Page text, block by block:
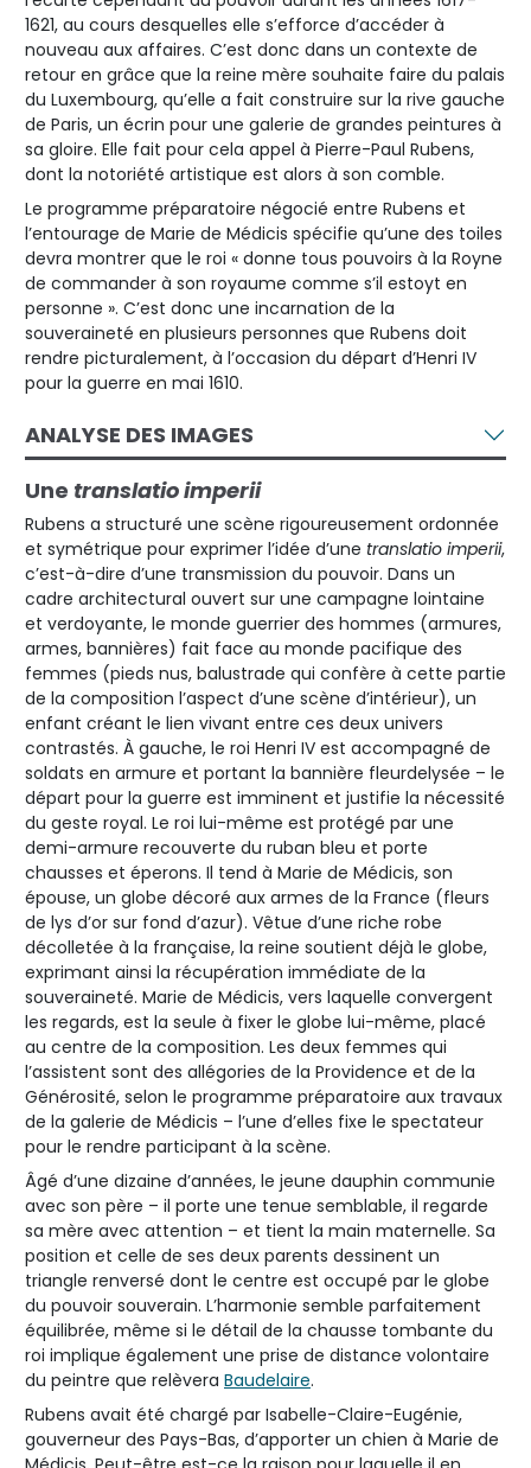
1621, au cours desquelles elle s’efforce d’accéder à
nouveau aux affaires. C’est donc dans un contexte de
retour en grâce que la reine mère souhaite faire du palais
du Luxembourg, qu’elle a fait construire sur la rive gauche
de Paris, un écrin pour une galerie de grandes peintures à
sa gloire. Elle fait pour cela appel à Pierre-Paul Rubens,
dont la notoriété artistique est alors à son comble.
Le programme préparatoire négocié entre Rubens et
l’entourage de Marie de Médicis spécifie qu’une des toiles
devra montrer que le roi « donne tous pouvoirs à la Royne
de commander à son royaume comme s’il estoyt en
personne ». C’est donc une incarnation de la
souveraineté en plusieurs personnes que Rubens doit
rendre picturalement, à l’occasion du départ d’Henri IV
pour la guerre en mai 1610.
ANALYSE DES IMAGES
Une translatio imperii
Rubens a structuré une scène rigoureusement ordonnée
et symétrique pour exprimer l’idée d’une translatio imperii,
c’est-à-dire d’une transmission du pouvoir. Dans un
cadre architectural ouvert sur une campagne lointaine
et verdoyante, le monde guerrier des hommes (armures,
armes, bannières) fait face au monde pacifique des
femmes (pieds nus, balustrade qui confère à cette partie
de la composition l’aspect d’une scène d’intérieur), un
enfant créant le lien vivant entre ces deux univers
contrastés. À gauche, le roi Henri IV est accompagné de
soldats en armure et portant la bannière fleurdelysée – le
départ pour la guerre est imminent et justifie la nécessité
du geste royal. Le roi lui-même est protégé par une
demi-armure recouverte du ruban bleu et porte
chausses et éperons. Il tend à Marie de Médicis, son
épouse, un globe décoré aux armes de la France (fleurs
de lys d’or sur fond d’azur). Vêtue d’une riche robe
décolletée à la française, la reine soutient déjà le globe,
exprimant ainsi la récupération immédiate de la
souveraineté. Marie de Médicis, vers laquelle convergent
les regards, est la seule à fixer le globe lui-même, placé
au centre de la composition. Les deux femmes qui
l’assistent sont des allégories de la Providence et de la
Générosité, selon le programme préparatoire aux travaux
de la galerie de Médicis – l’une d’elles fixe le spectateur
pour le rendre participant à la scène.
Âgé d’une dizaine d’années, le jeune dauphin communie
avec son père – il porte une tenue semblable, il regarde
sa mère avec attention – et tient la main maternelle. Sa
position et celle de ses deux parents dessinent un
triangle renversé dont le centre est occupé par le globe
du pouvoir souverain. L’harmonie semble parfaitement
équilibrée, même si le détail de la chausse tombante du
roi implique également une prise de distance volontaire
du peintre que relèvera Baudelaire.
Rubens avait été chargé par Isabelle-Claire-Eugénie,
gouverneur des Pays-Bas, d’apporter un chien à Marie de